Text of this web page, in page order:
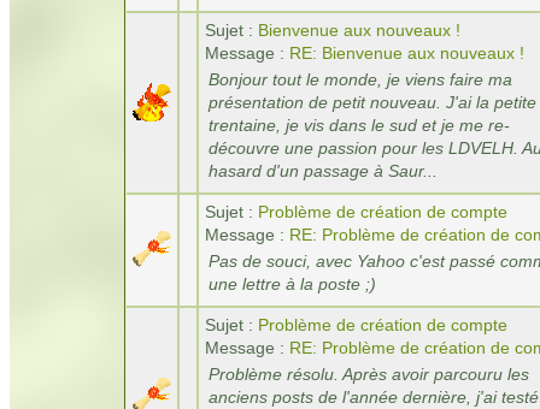
Sujet : Bienvenue aux nouveaux !
Message : RE: Bienvenue aux nouveaux !
Bonjour tout le monde, je viens faire ma
présentation de petit nouveau. J'ai la petite
trentaine, je vis dans le sud et je me re-
découvre une passion pour les LDVELH.
hasard d'un passage à Saur...
Sujet : Problème de création de compte
Message : RE: Problème de création de
Pas de souci, avec Yahoo c'est passé
une lettre à la poste ;)
Sujet : Problème de création de compte
Message : RE: Problème de création de
Problème résolu. Après avoir parcouru les
anciens posts de l'année dernière, j'ai